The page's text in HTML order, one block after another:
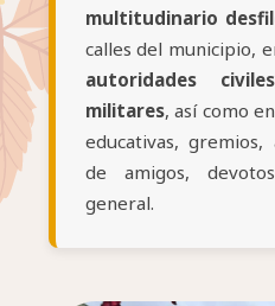
multitudinario
calles del municipio,
autoridades
militares, así como
educativas, gremios,
de amigos,
general.